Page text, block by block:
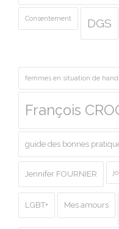
Consentement DGS
femmes en situation de
François
guide des bonnes
Jennifer FOURNIER
LGBT+ Mes amours